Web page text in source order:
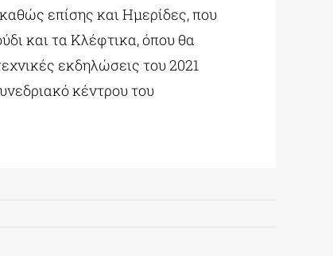
επίσης και Ημερίδες, που
και τα Κλέφτικα, όπου θα
εκδηλώσεις του 2021
κέντρου του